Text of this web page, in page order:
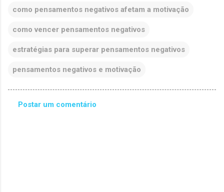
como pensamentos negativos afetam a motivação
como vencer pensamentos negativos
estratégias para superar pensamentos negativos
pensamentos negativos e motivação
Postar um comentário